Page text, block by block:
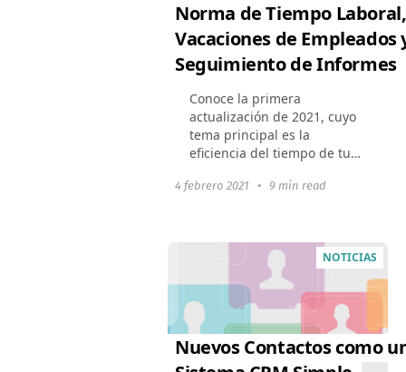
Norma de Tiempo Laboral,
Vacaciones de Empleados
Seguimiento de Informes
Conoce la primera
actualización de 2021, cuyo
tema principal es la
eficiencia del tiempo de tu
4 febrero 2021 • 9 min read
NOTICIAS
Nuevos Contactos como